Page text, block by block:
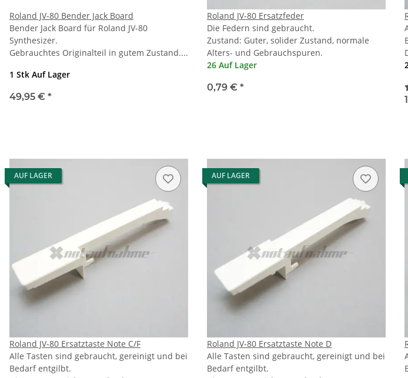
Roland JV-80 Bender Jack Board
Bender Jack Board für Roland JV-80
Synthesizer.
Gebrauchtes Originalteil in gutem Zustand....
1 Stk Auf Lager
49,95 € *
Roland JV-80 Ersatzfeder
Die Federn sind gebraucht.
Zustand: Guter, solider Zustand, normale
Alters- und Gebrauchspuren.
26 Auf Lager
0,79 € *
AUF LAGER
Roland JV-80 Ersatztaste Note C/F
Alle Tasten sind gebraucht, gereinigt und bei
Bedarf entgilbt.
AUF LAGER
Roland JV-80 Ersatztaste Note D
Alle Tasten sind gebraucht, gereinigt und bei
Bedarf entgilbt.